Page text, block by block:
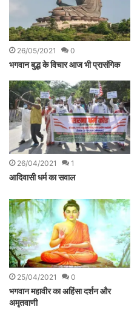
26/05/2021 0
भगवान बुद्ध के विचार आज भी प्रासंगिक
26/04/2021 1
आदिवासी धर्म का सवाल
25/04/2021 0
भगवान महावीर का अहिंसा दर्शन और
अमृतवाणी